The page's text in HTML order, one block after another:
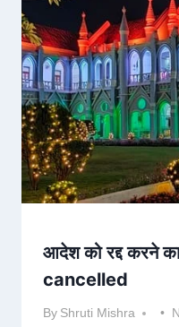
आदेश को रद्द करने
cancelled
By Shruti Mishra